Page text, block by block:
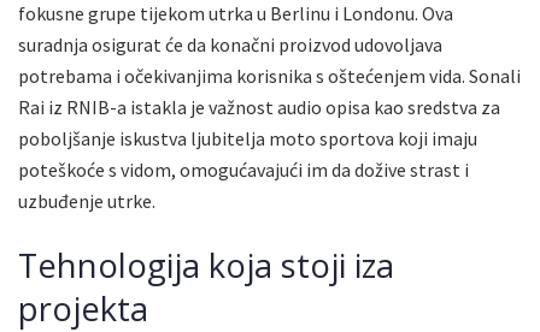
fokusne grupe tijekom utrka u Berlinu i Londonu. Ova
suradnja osigurat će da konačni proizvod udovoljava
potrebama i očekivanjima korisnika s oštećenjem vida. Sonali
Rai iz RNIB-a istakla je važnost audio opisa kao sredstva za
poboljšanje iskustva ljubitelja moto sportova koji imaju
poteškoće s vidom, omogućavajući im da dožive strast i
uzbuđenje utrke.
Tehnologija koja stoji iza
projekta